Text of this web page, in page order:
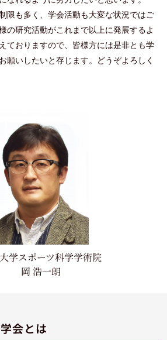
限も多く、学会活動も大変な状況ではご
の研究活動がこれまで以上に発展するよ
ておりますので、皆様方には是非とも学
願いしたいと存じます。どうぞよろしく
学スポーツ科学学術院
岡 浩一朗
会とは